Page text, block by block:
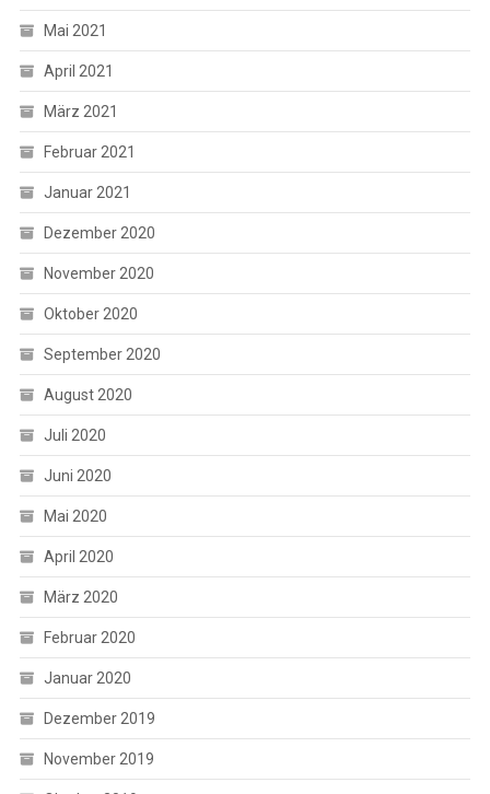
Mai 2021
April 2021
März 2021
Februar 2021
Januar 2021
Dezember 2020
November 2020
Oktober 2020
September 2020
August 2020
Juli 2020
Juni 2020
Mai 2020
April 2020
März 2020
Februar 2020
Januar 2020
Dezember 2019
November 2019